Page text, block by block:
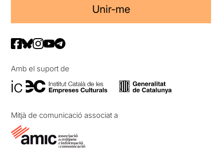
Unir-me
Amb el suport de
Mitjà de comunicació associat a